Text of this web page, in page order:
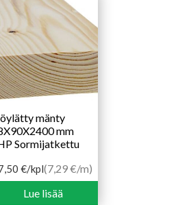
mänty
mm
Sormijatkettu
€/kpl(7,29 €/m)
Lue lisää